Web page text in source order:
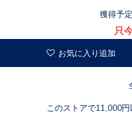
獲得予
只
お気に入り追加
このストアで11,000